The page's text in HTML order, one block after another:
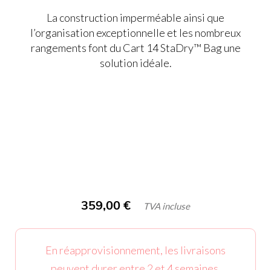
La construction imperméable ainsi que
l’organisation exceptionnelle et les nombreux
rangements font du Cart 14 StaDry™ Bag une
solution idéale.
359,00 € TVA incluse
En réapprovisionnement, les livraisons